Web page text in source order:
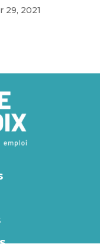
29, 2021